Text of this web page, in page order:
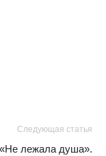
Следующая статья
«Не лежала душа».